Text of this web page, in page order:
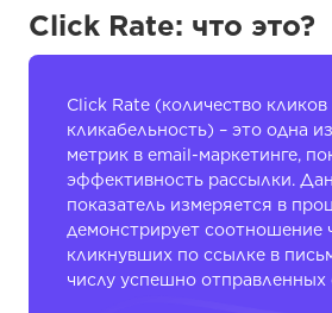
Click Rate: что это?
Click Rate (количество кликов
кликабельность) – это одна
метрик в email-маркетинге,
эффективность рассылки.
показатель измеряется в
демонстрирует соотношение
кликнувших по ссылке в
числу успешно